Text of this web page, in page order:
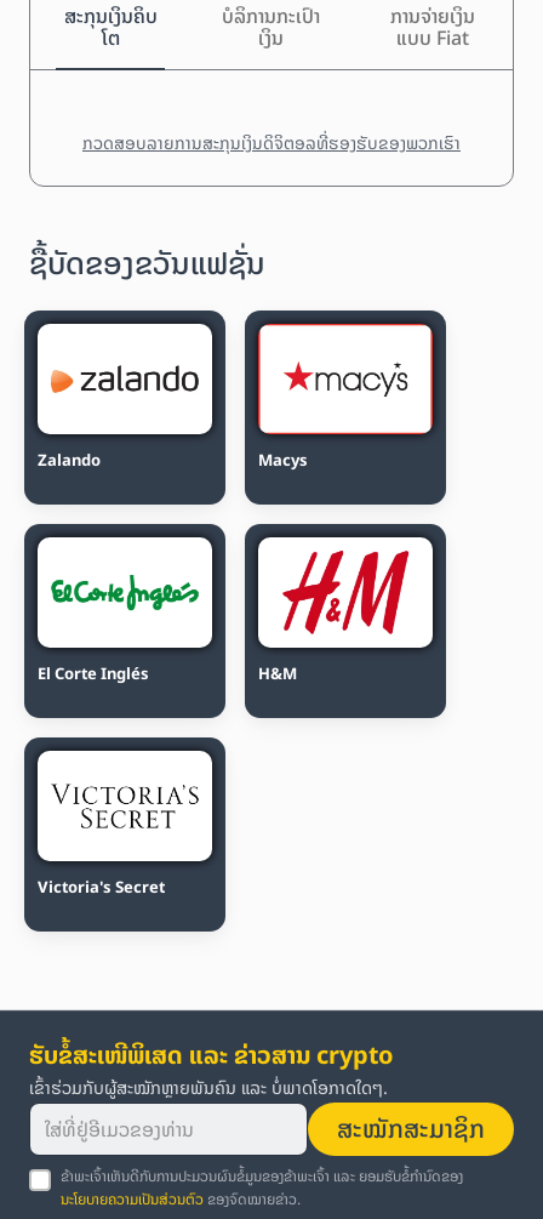
ສະກຸນເງິນຄິບ
ໂຕ
ບໍລິການກະເປົາ
ເງິນ
ການຈ່າຍເງິນ
ແບບ Fiat
ກວດສອບລາຍການສະກຸນເງິນດິຈິຕອລທີ່ຮອງຮັບຂອງພວກເຮົາ
ຊື້ບັດຂອງຂວັນແຟຊັ່ນ
Zalando Macys
El Corte Inglés H&M
Victoria's Secret
ຮັບຂໍ້ສະເໜີພິເສດ ແລະ ຂ່າວສານ crypto
ເຂົ້າຮ່ວມກັບຜູ້ສະໝັກຫຼາຍພັນຄົນ ແລະ ບໍ່ພາດໂອກາດໃດໆ.
ສະໝັກສະມາຊິກ
ຂ້າພະເຈົ້າເຫັນດີກັບການປະມວນຜົນຂໍ້ມູນຂອງຂ້າພະເຈົ້າ ແລະ ຍອມຮັບຂໍ້ກຳນົດຂອງ
ນະໂຍບາຍຄວາມເປັນສ່ວນຕົວ ຂອງຈົດໝາຍຂ່າວ.